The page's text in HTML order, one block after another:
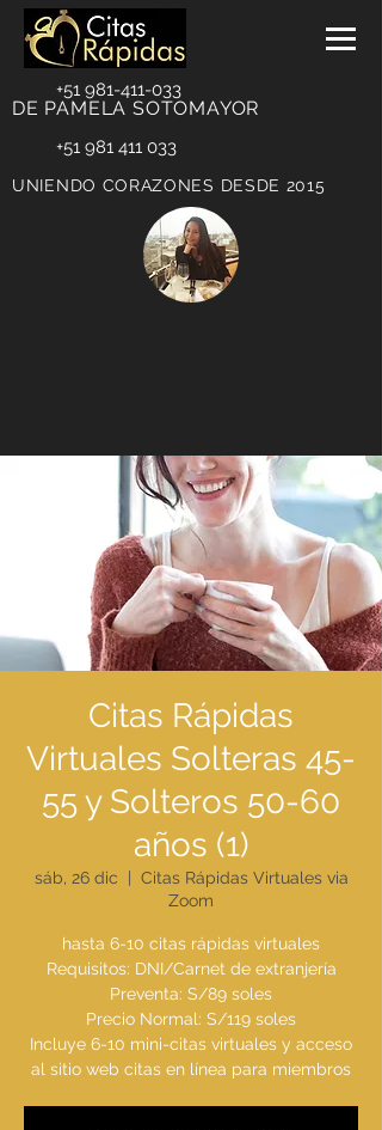
+51 981-411-033
DE PAMELA SOTOMAYOR
+51 981 411 033
UNIENDO CORAZONES DESDE 2015
Citas Rápidas
Virtuales Solteras 45-
55 y Solteros 50-60
años (1)
sáb, 26 dic
Citas Rápidas Virtuales via
Zoom
hasta 6-10 citas rápidas virtuales
Requisitos: DNI/Carnet de extranjería
Preventa: S/89 soles
Precio Normal: S/119 soles
Incluye 6-10 mini-citas virtuales y acceso
al sitio web citas en línea para miembros